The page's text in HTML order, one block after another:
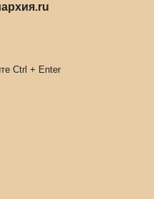
Ctrl + Enter